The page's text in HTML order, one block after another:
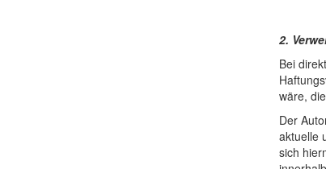
2.
Bei
wäre,
Der
aktuelle
sich